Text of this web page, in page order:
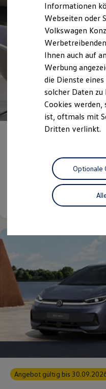
Lifestyle Shop
T-Roc
Golf
ID. Kollektion
R-Kollektion
GTI
Fußball
we drive football
#wedriveproud
Besitzer und Service
Software Updates
Service und
Motorenöl
Räder und
Pannen-
Economy
Zubehör
Digitale Extras
Dienste für
Volkswagen
Handy und
Updates für
Über Ihr Auto
Digitale
Live
Denn wir sind ein
Details ansehen
Angebot gültig bis
Informationen
Webseiten oder
Volkswagen
Ihnen auch auf
Werbung
die Dienste
solcher Daten zu
Cookies werden,
ist, oftmals mit
Dritten verlinkt.
Optionale